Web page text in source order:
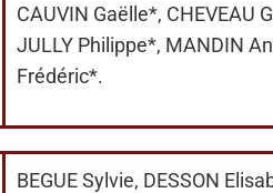
CAUVIN Gaëlle*, CHEVEAU
JULLY Philippe*, MANDIN
Frédéric*.
BEGUE Sylvie, DESSON